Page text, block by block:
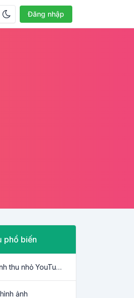
Đăng nhập
phổ biến
Trình tải hình thu nhỏ YouTube
ảnh